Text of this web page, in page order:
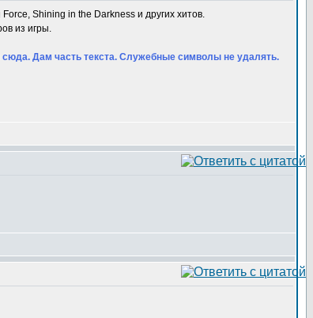
Shining in the Darkness и других хитов.
из игры.
сюда. Дам часть текста. Служебные символы не удалять.